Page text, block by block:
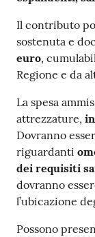
Il contributo
sostenuta e
euro,
Regione e da
La spesa
attrezzature,
Dovranno
riguardanti
dei requisiti
dovranno
l’ubicazione
Possono